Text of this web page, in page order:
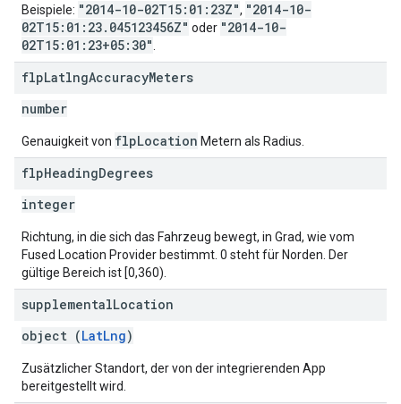
Beispiele: "2014-10-02T15:01:23Z", "2014-10-
02T15:01:23.045123456Z" oder "2014-10-
02T15:01:23+05:30"
flpLatlngAccuracyMeters
number
Genauigkeit von flpLocation Metern als Radius.
flpHeadingDegrees
integer
Richtung, in die sich das Fahrzeug bewegt, in Grad, wie vom
Fused Location Provider bestimmt. 0 steht für Norden. Der
gültige Bereich ist [0,360).
supplementalLocation
object (LatLng)
Zusätzlicher Standort, der von der integrierenden App
bereitgestellt wird.